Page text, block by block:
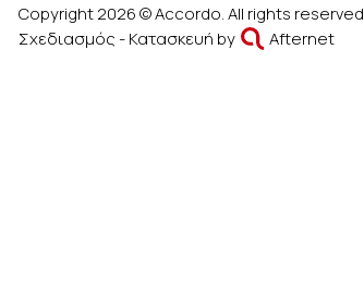
Copyright 2026 © Accordo. All rights reserved
Σχεδιασμός - Κατασκευή by
Afternet